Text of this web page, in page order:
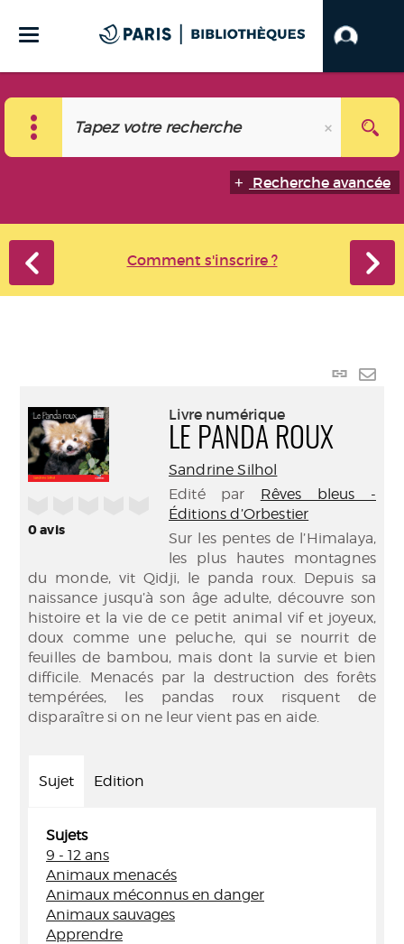
Recherche avancée
Comment s'inscrire ?
Lien
0avis
Livre numérique
LE PANDA ROUX
Sandrine Silhol
Edité par Rêves bleus -
Éditions d’Orbestier
Sur les pentes de l’Himalaya,
les plus hautes montagnes
du monde, vit Qidji, le panda roux. Depuis sa
naissance jusqu’à son âge adulte, découvre son
histoire et la vie de ce petit animal vif et joyeux,
doux comme une peluche, qui se nourrit de
feuilles de bambou, mais dont la survie et bien
difficile. Menacés par la destruction des forêts
tempérées, les pandas roux risquent de
disparaître si on ne leur vient pas en aide.
Sujet Edition
Sujets
9 - 12 ans
Animaux menacés
Animaux méconnus en danger
Animaux sauvages
Apprendre